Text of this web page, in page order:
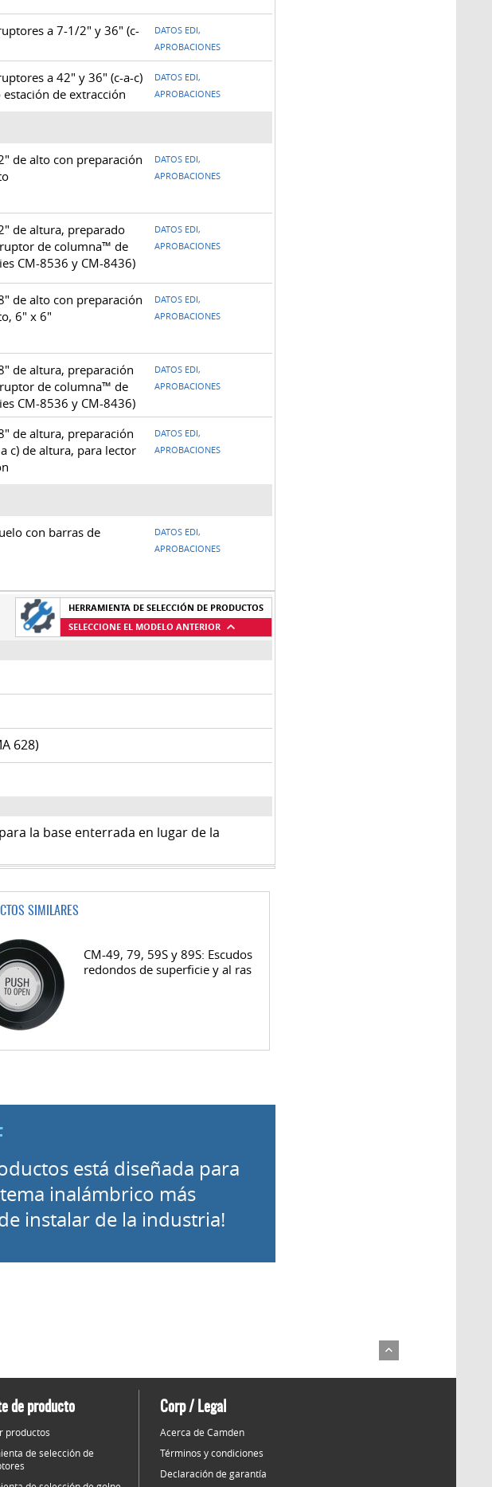
a 7-1/2" y 36" (c-
DATOS EDI,
APROBACIONES
a 42" y 36" (c-a-c)
de extracción
DATOS EDI,
APROBACIONES
de alto con preparación
DATOS EDI,
APROBACIONES
de altura, preparado
de columna™ de
CM-8536 y CM-8436)
DATOS EDI,
APROBACIONES
de alto con preparación
6" x 6"
DATOS EDI,
APROBACIONES
de altura, preparación
de columna™ de
CM-8536 y CM-8436)
DATOS EDI,
APROBACIONES
de altura, preparación
c) de altura, para lector
DATOS EDI,
APROBACIONES
con barras de
DATOS EDI,
APROBACIONES
HERRAMIENTA DE SELECCIÓN DE PRODUCTOS
SELECCIONE EL MODELO ANTERIOR
628)
la base enterrada en lugar de la
SIMILARES
CM-49, 79, 59S y 89S: Escudos
redondos de superficie y al ras
está diseñada para
inalámbrico más
instalar de la industria!
de producto
productos
de selección de
Corp / Legal
Acerca de Camden
Términos y condiciones
Declaración de garantía